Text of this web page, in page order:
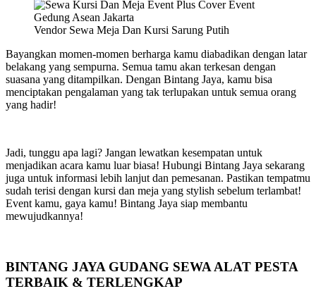
Vendor Sewa Meja Dan Kursi Sarung Putih
Bayangkan momen-momen berharga kamu diabadikan dengan latar
belakang yang sempurna. Semua tamu akan terkesan dengan
suasana yang ditampilkan. Dengan Bintang Jaya, kamu bisa
menciptakan pengalaman yang tak terlupakan untuk semua orang
yang hadir!
Jadi, tunggu apa lagi? Jangan lewatkan kesempatan untuk
menjadikan acara kamu luar biasa! Hubungi Bintang Jaya sekarang
juga untuk informasi lebih lanjut dan pemesanan. Pastikan tempatmu
sudah terisi dengan kursi dan meja yang stylish sebelum terlambat!
Event kamu, gaya kamu! Bintang Jaya siap membantu
mewujudkannya!
BINTANG JAYA GUDANG SEWA ALAT PESTA
TERBAIK & TERLENGKAP